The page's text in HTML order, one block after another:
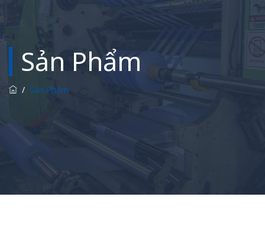
Sản Phẩm
/ Sản Phẩm